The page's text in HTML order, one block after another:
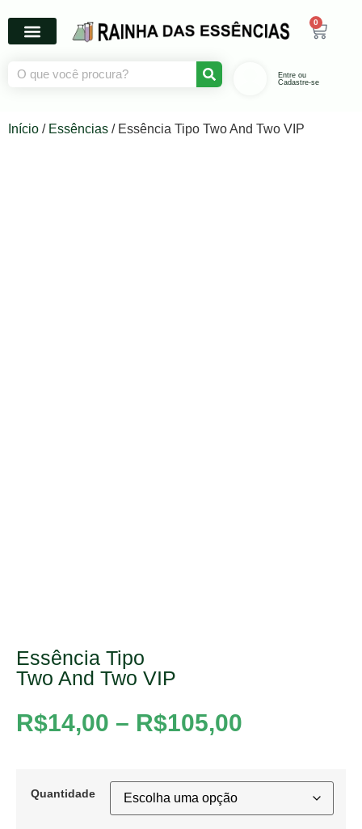
0
Entre ou
Cadastre-se
Início / Essências / Essência Tipo Two And Two VIP
Essência Tipo
Two And Two VIP
R$14,00 – R$105,00
Quantidade